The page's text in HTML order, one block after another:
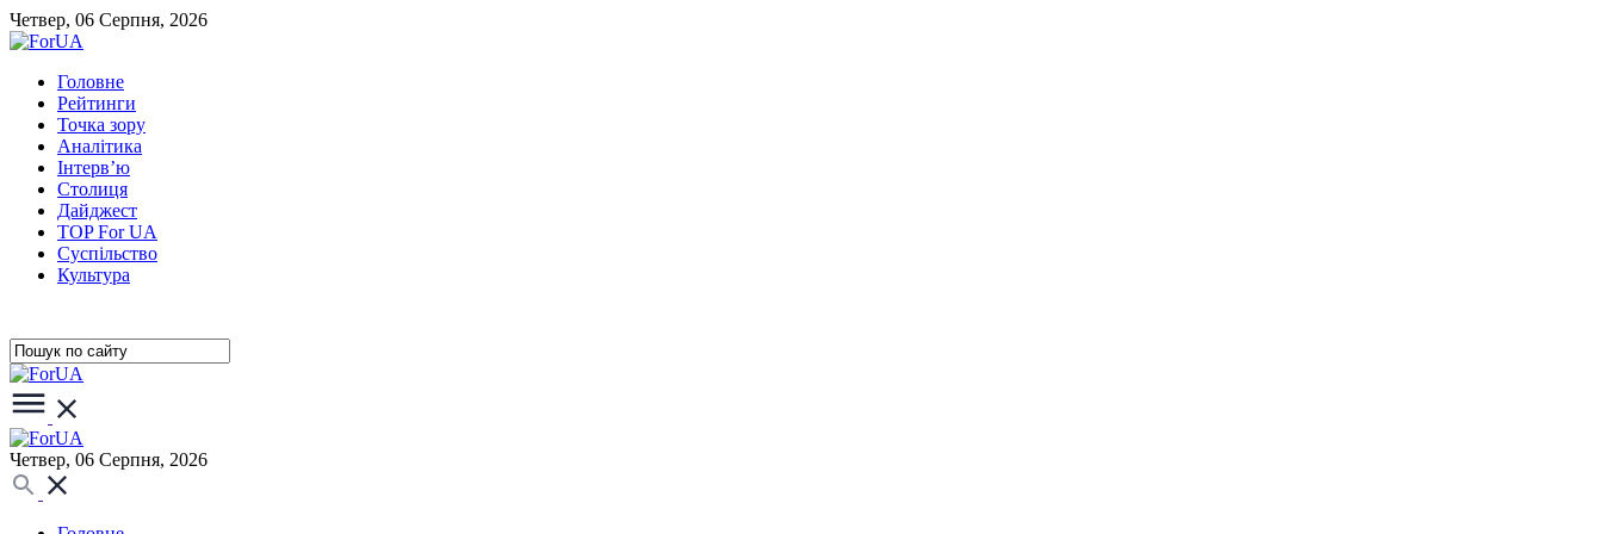
Четвер, 06 Серпня, 2026
Головне
Рейтинги
Точка зору
Аналітика
Інтерв’ю
Столиця
Дайджест
TOP For UA
Суспiльство
Культура
Четвер, 06 Серпня, 2026